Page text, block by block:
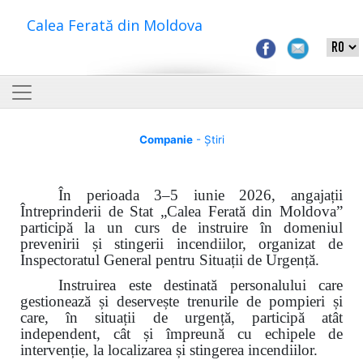
Calea Ferată din Moldova
Companie- Știri
În perioada 3–5 iunie 2026, angajații
Întreprinderii de Stat „Calea Ferată din Moldova”
participă la un curs de instruire în domeniul
prevenirii și stingerii incendiilor, organizat de
Inspectoratul General pentru Situații de Urgență.
Instruirea este destinată personalului care
gestionează și deservește trenurile de pompieri și
care, în situații de urgență, participă atât
independent, cât și împreună cu echipele de
intervenție, la localizarea și stingerea incendiilor.